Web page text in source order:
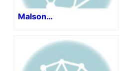
Malson…